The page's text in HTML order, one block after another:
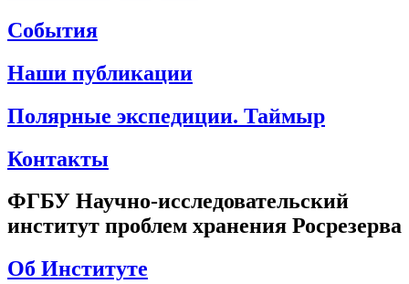
События
Наши публикации
Полярные экспедиции. Таймыр
Контакты
ФГБУ Научно-исследовательский
институт проблем хранения Росрезерва
Об Институте